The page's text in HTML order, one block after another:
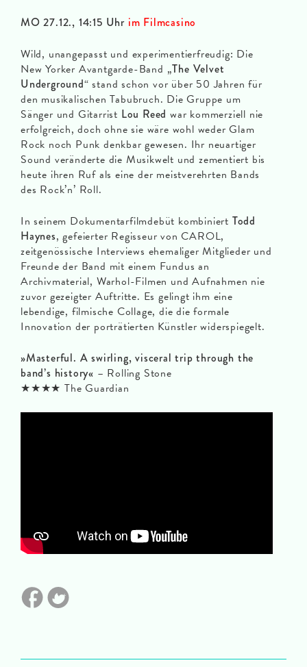
MO 27.12., 14:15 Uhr im Filmcasino
Wild, unangepasst und experimentierfreudig: Die
New Yorker Avantgarde-Band „The Velvet
Underground“ stand schon vor über 50 Jahren für
den musikalischen Tabubruch. Die Gruppe um
Sänger und Gitarrist Lou Reed war kommerziell nie
erfolgreich, doch ohne sie wäre wohl weder Glam
Rock noch Punk denkbar gewesen. Ihr neuartiger
Sound veränderte die Musikwelt und zementiert bis
heute ihren Ruf als eine der meistverehrten Bands
des Rock’n’ Roll.
In seinem Dokumentarfilmdebüt kombiniert Todd
Haynes, gefeierter Regisseur von CAROL,
zeitgenössische Interviews ehemaliger Mitglieder und
Freunde der Band mit einem Fundus an
Archivmaterial, Warhol-Filmen und Aufnahmen nie
zuvor gezeigter Auftritte. Es gelingt ihm eine
lebendige, filmische Collage, die die formale
Innovation der porträtierten Künstler widerspiegelt.
»Masterful. A swirling, visceral trip through the
band’s history« – Rolling Stone
★★★★ The Guardian